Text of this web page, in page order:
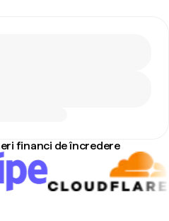
financi de încredere